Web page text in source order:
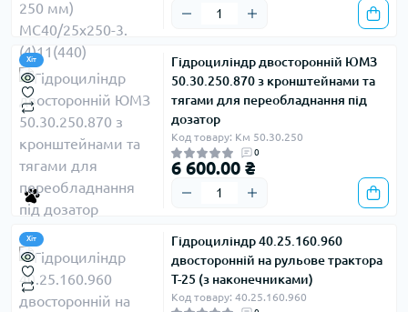
Надійна робота навіть на зношеній техніці
Простий монтаж
Можливість обслуговування без демонтажу
трактора
✅Гідроциліндр кермовий МТЗ — ГЦ
50х25х200.11 (405)
Найпоширеніша модель для тракторів МТЗ 80, 82,
892, 920. Забезпечує стабільну роботу рульового
управління, мінімізуючи навантаження на
оператора та полегшуючи керування технікою на
різних поверхнях.
Хіт
Гідроциліндр двосторонній ЮМЗ
50.30.250.870 з кронштейнами та
тягами для переобладнання під
дозатор
Код товару: Км 50.30.250
0
6 600.00 ₴
Хіт
Гідроциліндр 40.25.160.960
двосторонній на рульове трактора
Т-25 (з наконечниками)
Код товару: 40.25.160.960